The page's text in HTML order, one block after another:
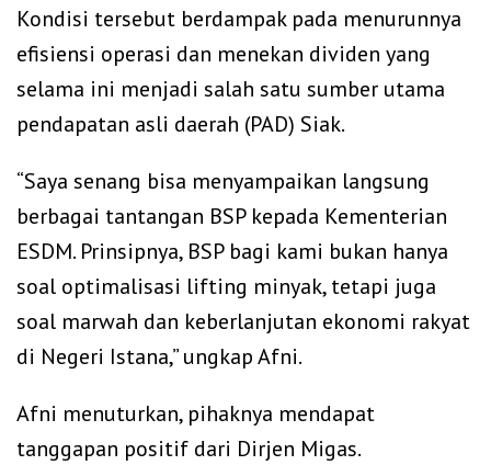
Kondisi tersebut berdampak pada menurunnya
efisiensi operasi dan menekan dividen yang
selama ini menjadi salah satu sumber utama
pendapatan asli daerah (PAD) Siak.
“Saya senang bisa menyampaikan langsung
berbagai tantangan BSP kepada Kementerian
ESDM. Prinsipnya, BSP bagi kami bukan hanya
soal optimalisasi lifting minyak, tetapi juga
soal marwah dan keberlanjutan ekonomi rakyat
di Negeri Istana,” ungkap Afni.
Afni menuturkan, pihaknya mendapat
tanggapan positif dari Dirjen Migas.